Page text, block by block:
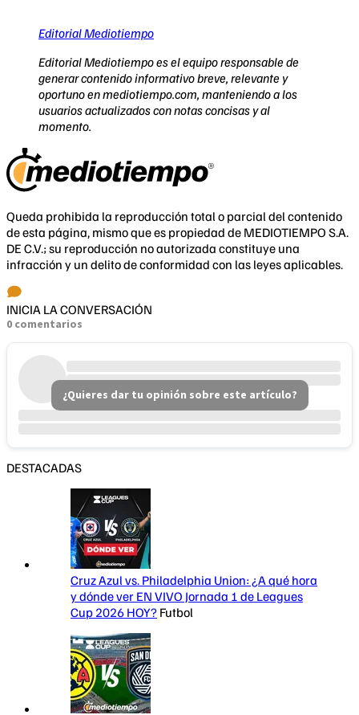
Editorial Mediotiempo
Editorial Mediotiempo es el equipo responsable de
generar contenido informativo breve, relevante y
oportuno en mediotiempo.com, manteniendo a los
usuarios actualizados con notas concisas y al
momento.
Queda prohibida la reproducción total o parcial del contenido
de esta página, mismo que es propiedad de MEDIOTIEMPO S.A.
DE C.V.; su reproducción no autorizada constituye una
infracción y un delito de conformidad con las leyes aplicables.
INICIA LA CONVERSACIÓN
0 comentarios
¿Quieres dar tu opinión sobre este artículo?
DESTACADAS
Cruz Azul vs. Philadelphia Union: ¿A qué hora
y dónde ver EN VIVO Jornada 1 de Leagues
Cup 2026 HOY? Futbol